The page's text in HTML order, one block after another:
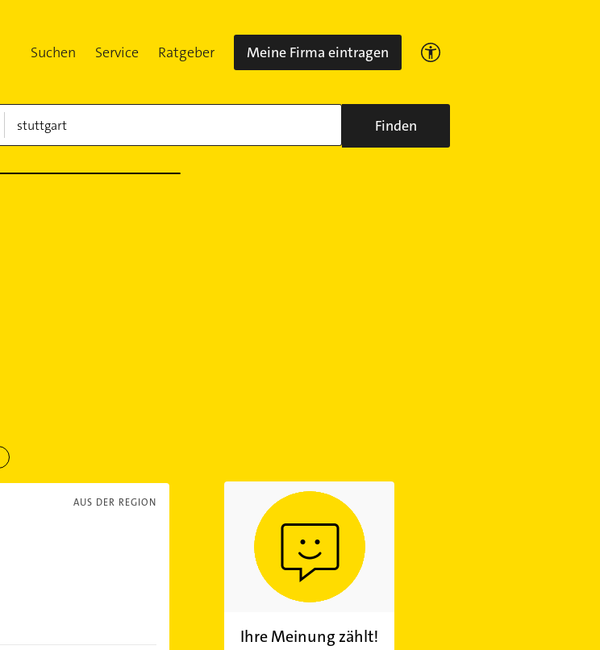
Suchen Service Ratgeber Meine Firma eintragen
Finden
AUS DER REGION
Ihre Meinung zählt!